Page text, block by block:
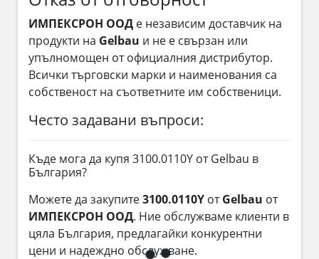
ИМПЕКСРОН ООД е независим доставчик на
продукти на Gelbau и не е свързан или
упълномощен от официалния дистрибутор.
Всички търговски марки и наименования са
собственост на съответните им собственици.
Често задавани въпроси:
Къде мога да купя 3100.0110Y от Gelbau в
България?
Можете да закупите3100.0110Y отGelbau от
ИМПЕКСРОН ООД. Ние обслужваме клиенти в
цяла България, предлагайки конкурентни
цени и надеждно обслужване.